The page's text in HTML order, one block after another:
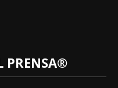
PRENSA®